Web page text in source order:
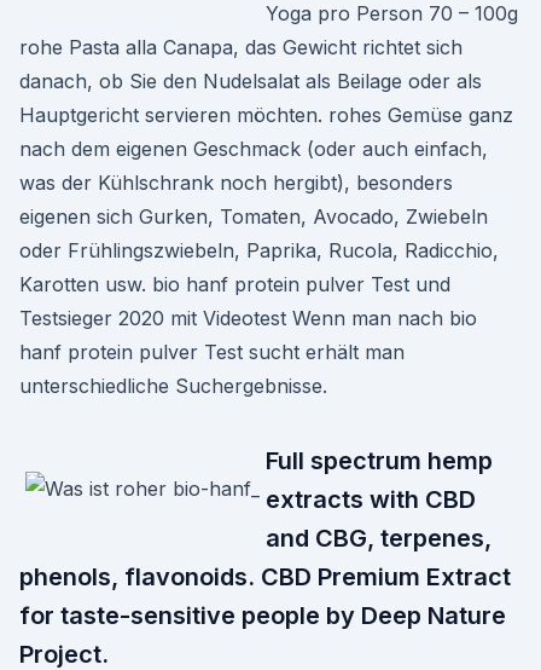
Yoga pro Person 70 – 100g
rohe Pasta alla Canapa, das Gewicht richtet sich
danach, ob Sie den Nudelsalat als Beilage oder als
Hauptgericht servieren möchten. rohes Gemüse ganz
nach dem eigenen Geschmack (oder auch einfach,
was der Kühlschrank noch hergibt), besonders
eigenen sich Gurken, Tomaten, Avocado, Zwiebeln
oder Frühlingszwiebeln, Paprika, Rucola, Radicchio,
Karotten usw. bio hanf protein pulver Test und
Testsieger 2020 mit Videotest Wenn man nach bio
hanf protein pulver Test sucht erhält man
unterschiedliche Suchergebnisse.
Full spectrum hemp
extracts with CBD
and CBG, terpenes,
phenols, flavonoids. CBD Premium Extract
for taste-sensitive people by Deep Nature
Project.